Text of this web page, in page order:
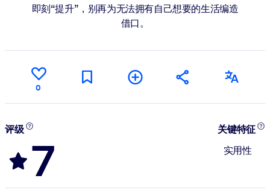
即刻“提升”，别再为无法拥有自己想要的生活编造
借口。
0
评级
7
关键特征
实用性